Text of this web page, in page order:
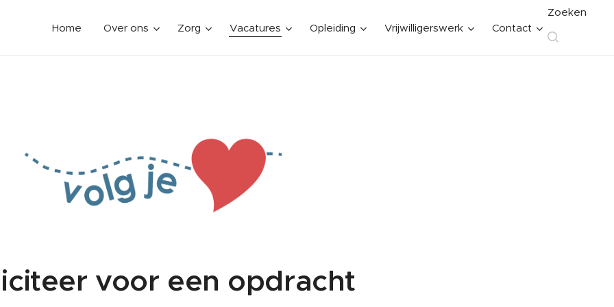
Home Over ons Zorg Vacatures Opleiding Vrijwilligerswerk Contact
Zoeken
voor een opdracht